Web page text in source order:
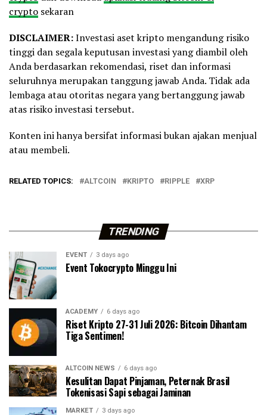
crypto sekaran
DISCLAIMER:Investasi aset kripto mengandung risiko
tinggi dan segala keputusan investasi yang diambil oleh
Anda berdasarkan rekomendasi, riset dan informasi
seluruhnya merupakan tanggung jawab Anda. Tidak ada
lembaga atau otoritas negara yang bertanggung jawab
atas risiko investasi tersebut.
Konten ini hanya bersifat informasi bukan ajakan menjual
atau membeli.
RELATED TOPICS: ALTCOIN KRIPTO RIPPLE XRP
TRENDING
EVENT 3 days ago
Event Tokocrypto Minggu Ini
ACADEMY 6 days ago
Riset Kripto 27-31 Juli 2026: Bitcoin Dihantam
Tiga Sentimen!
ALTCOIN NEWS 6 days ago
Kesulitan Dapat Pinjaman, Peternak Brasil
Tokenisasi Sapi sebagai Jaminan
MARKET 3 days ago